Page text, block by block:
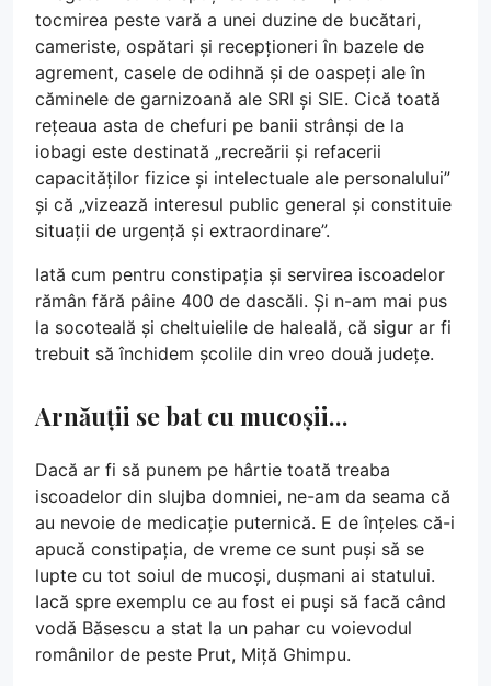
tocmirea peste vară a unei duzine de bucătari,
cameriste, ospătari și recepționeri în bazele de
agrement, casele de odihnă și de oaspeți ale în
căminele de garnizoană ale SRI și SIE. Cică toată
rețeaua asta de chefuri pe banii strânși de la
iobagi este destinată „recreării și refacerii
capacităților fizice și intelectuale ale personalului”
și că „vizează interesul public general și constituie
situații de urgență și extraordinare”.
Iată cum pentru constipația și servirea iscoadelor
rămân fără pâine 400 de dascăli. Și n-am mai pus
la socoteală și cheltuielile de haleală, că sigur ar fi
trebuit să închidem școlile din vreo două județe.
Arnăuții se bat cu mucoșii…
Dacă ar fi să punem pe hârtie toată treaba
iscoadelor din slujba domniei, ne-am da seama că
au nevoie de medicație puternică. E de înțeles că-i
apucă constipația, de vreme ce sunt puși să se
lupte cu tot soiul de mucoși, dușmani ai statului.
Iacă spre exemplu ce au fost ei puși să facă când
vodă Băsescu a stat la un pahar cu voievodul
românilor de peste Prut, Miță Ghimpu.